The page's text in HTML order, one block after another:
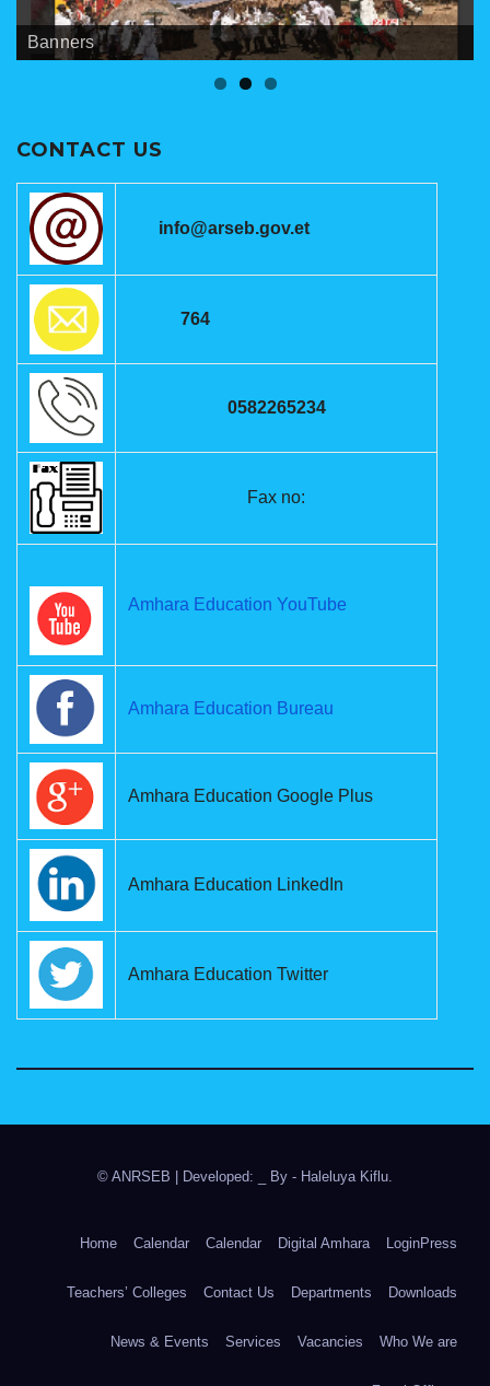
ANRSEB Photo Gallery
Banners
Meetings
CONTACT US
info@arseb.gov.et
764
0582265234
Fax no:
Amhara Education YouTube
Amhara Education Bureau
Amhara Education Google Plus
Amhara Education LinkedIn
Amhara Education Twitter
© ANRSEB Developed: _ By - Haleluya Kiflu
Home Calendar Calendar Digital Amhara LoginPress
Teachers’ Colleges Contact Us Departments Downloads
News & Events Services Vacancies Who We are